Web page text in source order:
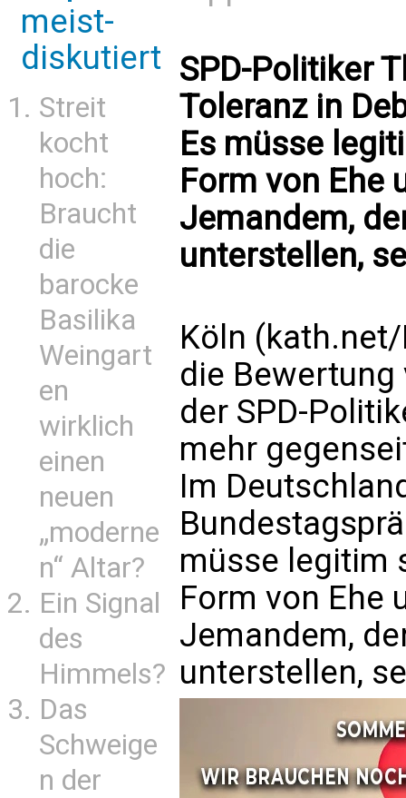
meist-
diskutiert
Streit
kocht
hoch:
Braucht
die
barocke
Basilika
Weingart
en
wirklich
einen
neuen
„moderne
n“ Altar?
Ein Signal
des
Himmels?
Das
Schweige
n der
SPD-Politiker
Toleranz in
Es müsse
Form von Ehe
Jemandem,
unterstellen,
Köln
die
der SPD-
mehr
Im
müsse legitim
Form von Ehe
Jemandem,
unterstellen,